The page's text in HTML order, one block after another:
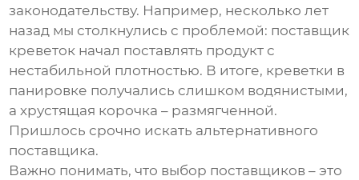
законодательству. Например, несколько лет
назад мы столкнулись с проблемой: поставщик
креветок начал поставлять продукт с
нестабильной плотностью. В итоге, креветки в
панировке получались слишком водянистыми,
а хрустящая корочка – размягченной.
Пришлось срочно искать альтернативного
поставщика.
Важно понимать, что выбор поставщиков – это